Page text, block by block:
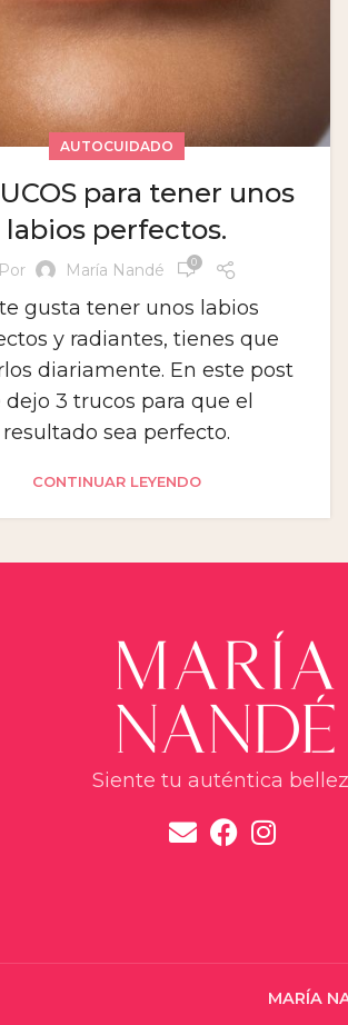
AUTOCUIDADO
para tener unos
labios perfectos.
Por María Nandé 0
gusta tener unos labios
y radiantes, tienes que
diariamente. En este post
dejo 3 trucos para que el
resultado sea perfecto.
CONTINUAR LEYENDO
Siente tu auténtica
MARÍA